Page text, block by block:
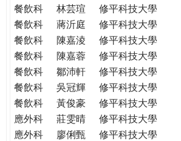
餐飲科
林芸瑄 修平科技大學
餐飲科
蔣沂庭 修平科技大學
餐飲科
陳嘉淩 修平科技大學
餐飲科
陳嘉蓉 修平科技大學
餐飲科
鄒沛軒 修平科技大學
餐飲科
吳冠輝 修平科技大學
餐飲科
黃俊豪 修平科技大學
應外科
莊雯晴 修平科技大學
應外科
廖俐甄 修平科技大學